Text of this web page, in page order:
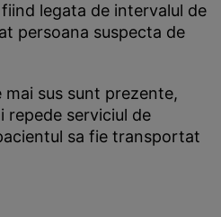
legata de intervalul de
persoana suspecta de
sus sunt prezente,
repede serviciul de
sa fie transportat